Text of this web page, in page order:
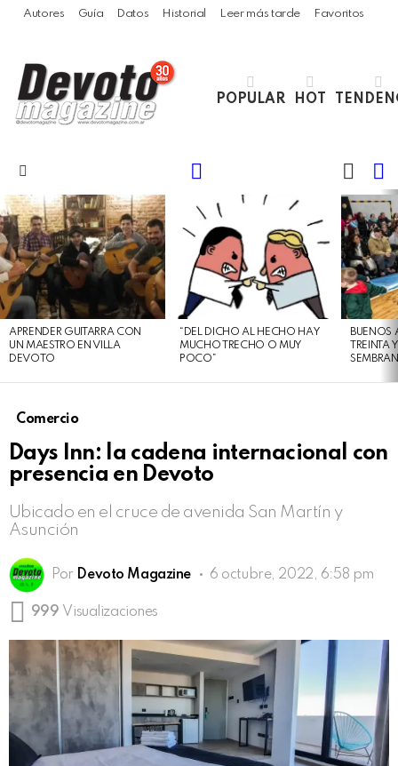
Autores Guía Datos Historial Leer más tarde Favoritos
POPULAR HOT
SKIN
LATEST
STORIES
APRENDER GUITARRA CON
UN MAESTRO EN VILLA
DEVOTO
“DEL DICHO AL HECHO HAY
MUCHO TRECHO O MUY
POCO”
BUENOS
Comercio
Days Inn: la cadena internacional con
presencia en Devoto
Ubicado en el cruce de avenida San Martín y
Asunción
Por Devoto Magazine 6 octubre, 2022, 6:58 pm
999 Visualizaciones